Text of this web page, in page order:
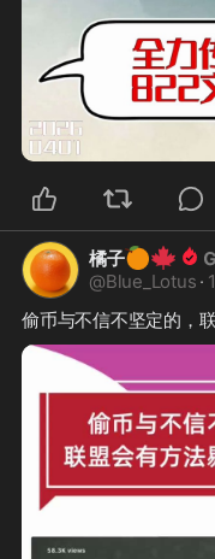
橘子🍊🍁
@Blue_Lotus ·
偷币与不信不坚定的，